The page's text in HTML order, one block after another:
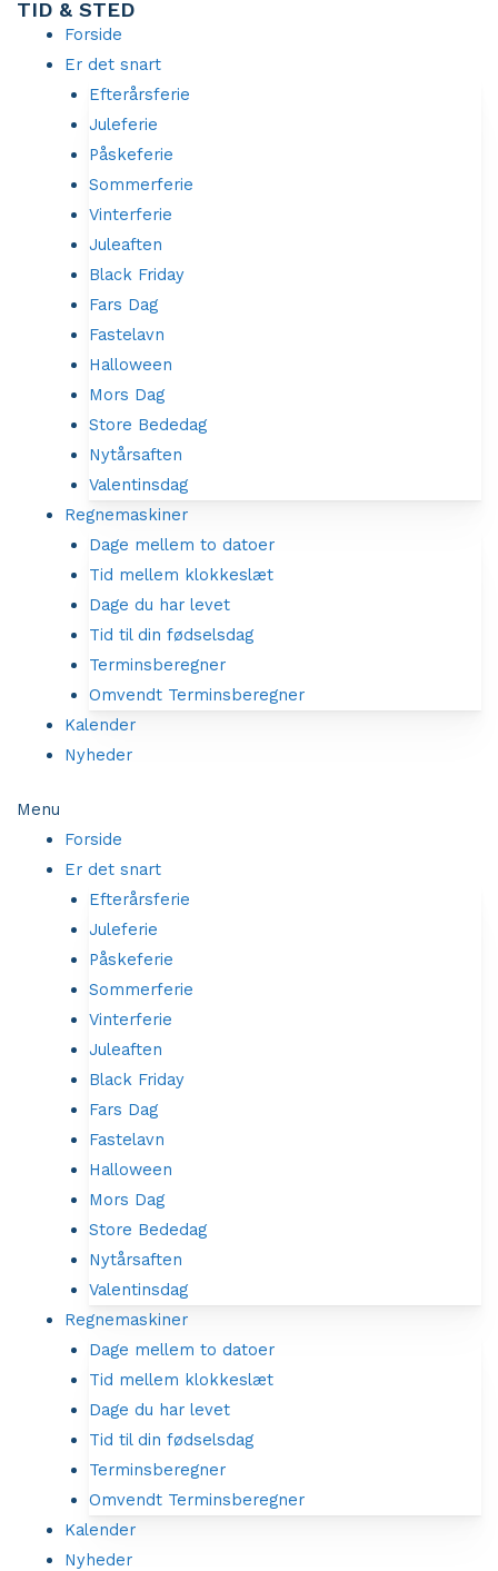
indholdet
TID & STED
Forside
Er det snart
Efterårsferie
Juleferie
Påskeferie
Sommerferie
Vinterferie
Juleaften
Black Friday
Fars Dag
Fastelavn
Halloween
Mors Dag
Store Bededag
Nytårsaften
Valentinsdag
Regnemaskiner
Dage mellem to datoer
Tid mellem klokkeslæt
Dage du har levet
Tid til din fødselsdag
Terminsberegner
Omvendt Terminsberegner
Kalender
Nyheder
Menu
Forside
Er det snart
Efterårsferie
Juleferie
Påskeferie
Sommerferie
Vinterferie
Juleaften
Black Friday
Fars Dag
Fastelavn
Halloween
Mors Dag
Store Bededag
Nytårsaften
Valentinsdag
Regnemaskiner
Dage mellem to datoer
Tid mellem klokkeslæt
Dage du har levet
Tid til din fødselsdag
Terminsberegner
Omvendt Terminsberegner
Kalender
Nyheder